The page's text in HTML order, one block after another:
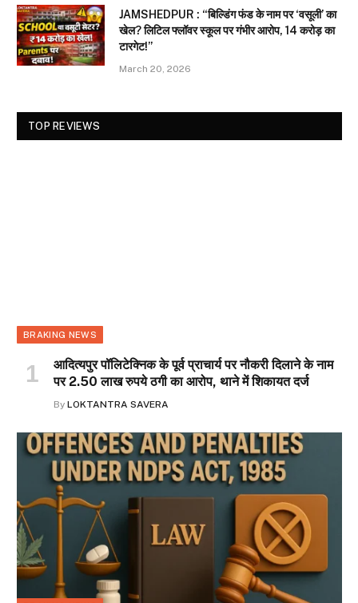
JAMSHEDPUR : “बिल्डिंग फंड के नाम पर ‘वसूली’ का
खेल? लिटिल फ्लॉवर स्कूल पर गंभीर आरोप, 14 करोड़ का
टारगेट!”
March 20, 2026
TOP REVIEWS
BRAKING NEWS
आदित्यपुर पॉलिटेक्निक के पूर्व प्राचार्य पर नौकरी दिलाने के नाम
पर 2.50 लाख रुपये ठगी का आरोप, थाने में शिकायत दर्ज
By LOKTANTRA SAVERA